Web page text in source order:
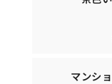
マンシ